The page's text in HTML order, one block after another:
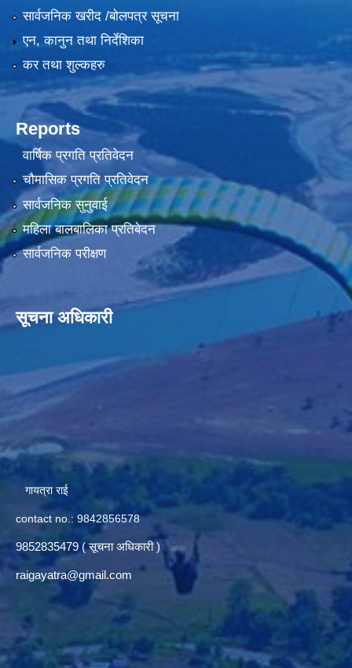
सार्वजनिक खरीद /बोलपत्र सूचना
एन, कानुन तथा निर्देशिका
कर तथा शुल्कहरु
Reports
वार्षिक प्रगति प्रतिवेदन
चौमासिक प्रगति प्रतिवेदन
सार्वजनिक सुनुवाई
महिला बालबालिका प्रतिबेदन
सार्वजनिक परीक्षण
सूचना अधिकारी
गायत्रा राई
contact no.: 9842856578
9852835479 ( सूचना अधिकारी )
raigayatra@gmail.com